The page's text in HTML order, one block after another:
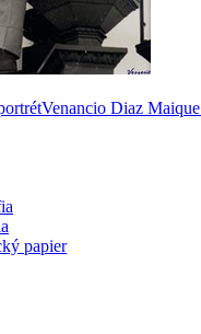
Venancio Diaz Maique
papier